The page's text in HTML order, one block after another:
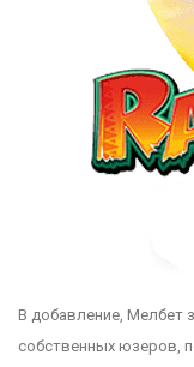
В добавление, Мелбет
собственных юзеров,